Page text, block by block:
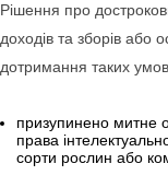
Рішення про
доходів та зборів або
дотримання таких
призупинено митне
права
сорти рослин або